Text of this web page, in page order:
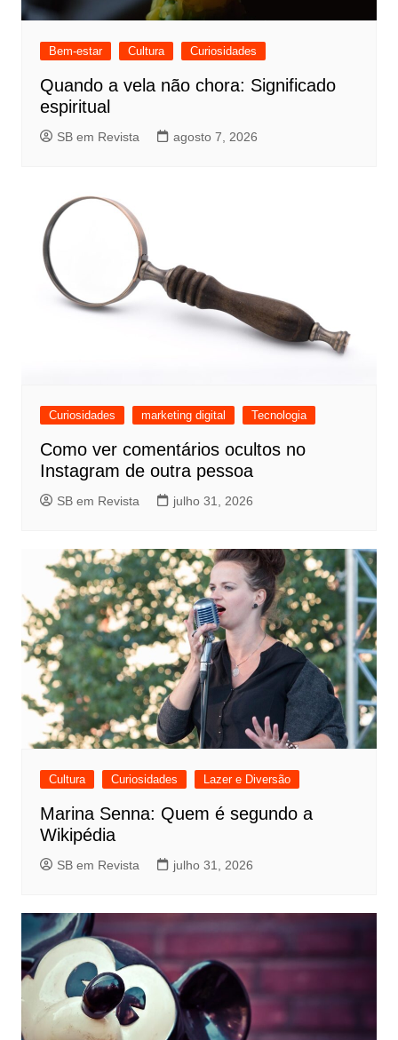
Bem-estar Cultura Curiosidades
Quando a vela não chora: Significado
espiritual
SB em Revista agosto 7, 2026
Curiosidades marketing digital Tecnologia
Como ver comentários ocultos no
Instagram de outra pessoa
SB em Revista julho 31, 2026
Cultura Curiosidades Lazer e Diversão
Marina Senna: Quem é segundo a
Wikipédia
SB em Revista julho 31, 2026